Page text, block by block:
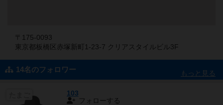
〒175-0093
東京都板橋区赤塚新町1-23-7 クリアスタイルビル3F
14名のフォロワー もっと見る
103
フォローする